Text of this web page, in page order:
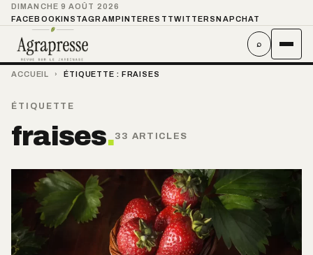
DIMANCHE 9 AOÛT 2026
FACEBOOKINSTAGRAMPINTEREST TWITTER SNAPCHAT
⌕
ACCUEIL › ÉTIQUETTE : FRAISES
ÉTIQUETTE
fraises.33 ARTICLES